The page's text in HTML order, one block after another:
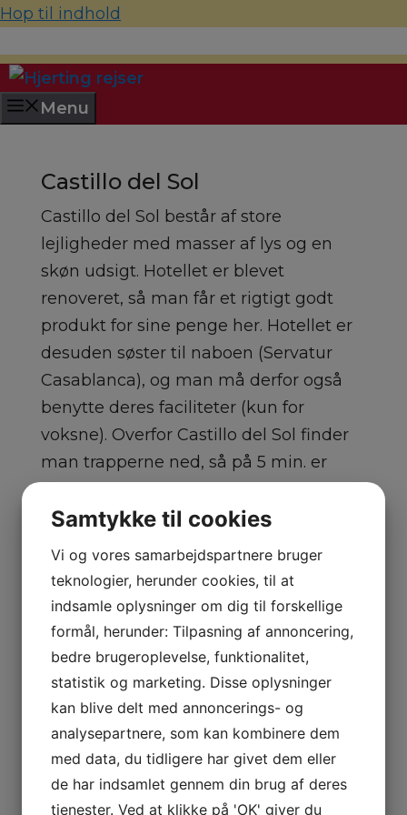
Hop til indhold
Menu
Castillo del Sol
Castillo del Sol består af store
lejligheder med masser af lys og en
skøn udsigt. Hotellet er blevet
renoveret, så man får et rigtigt godt
produkt for sine penge her. Hotellet er
desuden søster til naboen (Servatur
Casablanca), og man må derfor også
benytte deres faciliteter (kun for
voksne). Overfor Castillo del Sol finder
man trapperne ned, så på 5 min. er
restauranter. Skal man i det nye store
blot 10 min. Fra Castillo del Sol, er der
gåafstand til Puerto Ricos marina og
strand, samt byens mange restauranter
m.m. Lejlighederne er rummelige og
med en god terrasse. Vores kunder er
meget glade for stedet og nyder den
rolige stemning samt voksne
atmosfære, men mest af alt nærheden
til bunden af byen samt stranden.
Samtykke til cookies
Vi og vores samarbejdspartnere bruger
teknologier, herunder cookies, til at
indsamle oplysninger om dig til forskellige
formål, herunder: Tilpasning af annoncering,
bedre brugeroplevelse, funktionalitet,
statistik og marketing. Disse oplysninger
kan blive delt med annoncerings- og
analysepartnere, som kan kombinere dem
med data, du tidligere har givet dem eller
de har indsamlet gennem din brug af deres
tjenester. Ved at klikke på 'OK' giver du